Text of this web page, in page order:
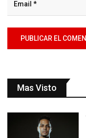
Mas Visto